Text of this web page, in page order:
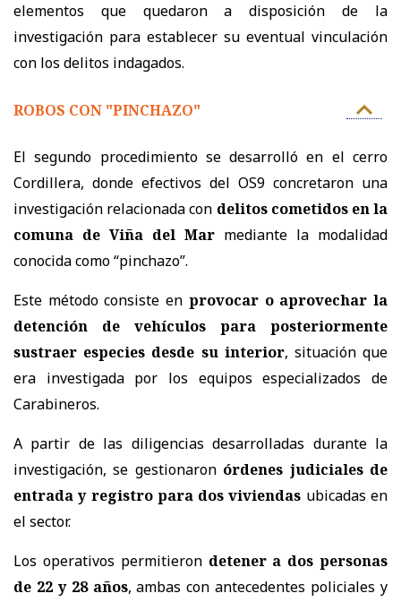
elementos que quedaron a disposición de la
investigación para establecer su eventual vinculación
con los delitos indagados.
ROBOS CON "PINCHAZO"
El segundo procedimiento se desarrolló en el cerro
Cordillera, donde efectivos del OS9 concretaron una
investigación relacionada con delitos cometidos en la
comuna de Viña del Mar mediante la modalidad
conocida como “pinchazo”.
Este método consiste en provocar o aprovechar la
detención de vehículos para posteriormente
sustraer especies desde su interior, situación que
era investigada por los equipos especializados de
Carabineros.
A partir de las diligencias desarrolladas durante la
investigación, se gestionaron órdenes judiciales de
entrada y registro para dos viviendas ubicadas en
el sector.
Los operativos permitieron detener a dos personas
de 22 y 28 años, ambas con antecedentes policiales y